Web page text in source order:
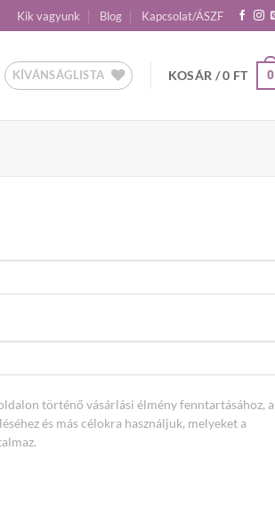
Kik vagyunk Blog Kapcsolat/ÁSZF
KÍVÁNSÁGLISTA KOSÁR /0 FT 0
történő vásárlási élmény fenntartásához, a
és más célokra használjuk, melyeket a